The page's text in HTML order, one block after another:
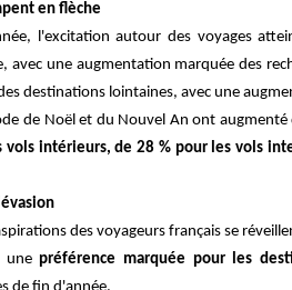
en flèche
l'excitation autour des voyages
avec une augmentation marquée des
destinations lointaines, avec une
de Noël et du Nouvel An ont
vols intérieurs, de 28 % pour les vols
des voyageurs français se
unepréférence marquée pour les